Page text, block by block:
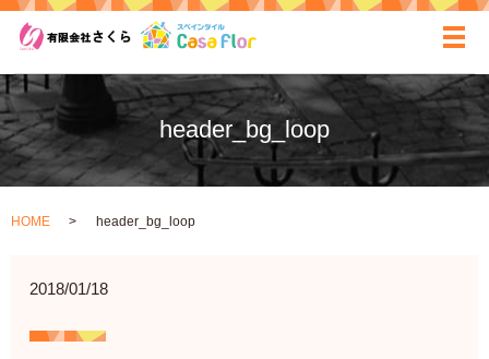
header_bg_loop
HOME header_bg_loop
2018/01/18